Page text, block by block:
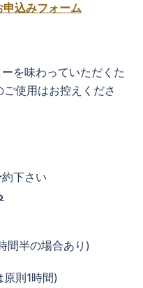
込みフォーム
を味わっていただくた
使用はお控えくださ
下さい
間半の場合あり)
則1時間)